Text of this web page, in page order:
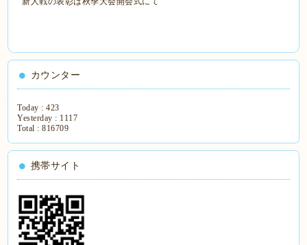
カウンター
Today :423
Yesterday : 1117
Total :816709
携帯サイト